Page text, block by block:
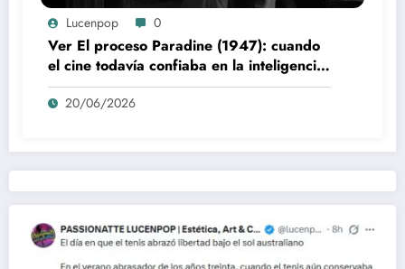
Lucenpop 0
Ver El proceso Paradine (1947): cuando
el cine todavía confiaba en la inteligencia
del espectador
20/06/2026